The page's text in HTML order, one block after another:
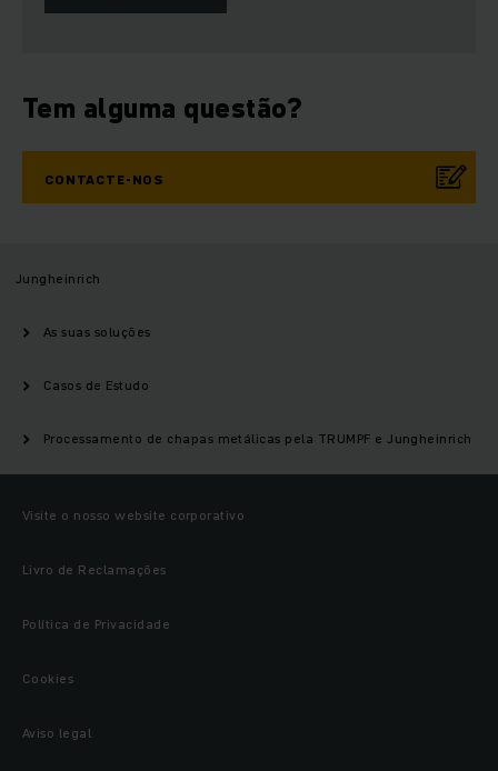
Tem alguma questão?
CONTACTE-NOS
Jungheinrich
As suas soluções
Casos de Estudo
Processamento de chapas metálicas pela TRUMPF e Jungheinrich
Visite o nosso website corporativo
Livro de Reclamações
Política de Privacidade
Cookies
Aviso legal